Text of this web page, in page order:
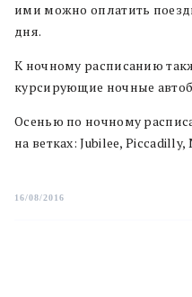
ими можно оплатить
дня.
К ночному расписанию
курсирующие ночные
Осенью по ночному
на ветках: Jubilee,
16/08/2016